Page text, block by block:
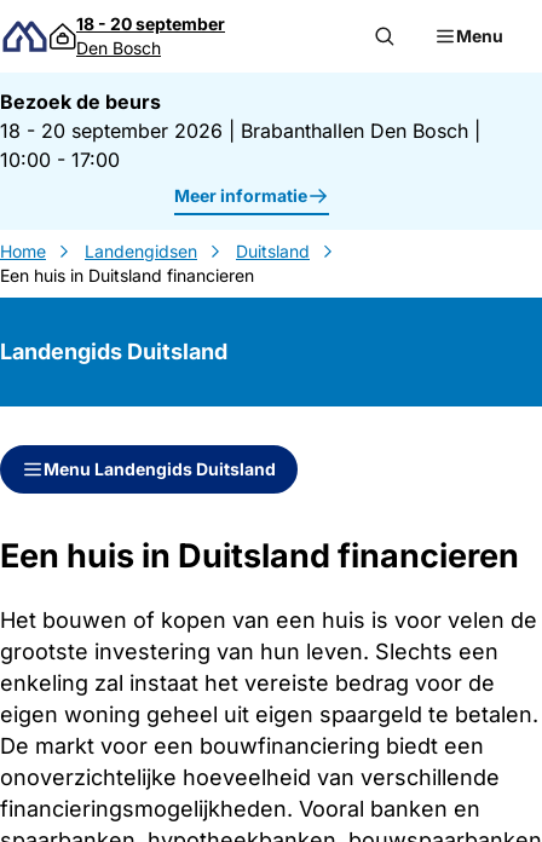
Direct naar inhoud
18 - 20 september
Den Bosch
Menu
Bezoek de beurs
18 - 20 september 2026
Brabanthallen Den Bosch
10:00 - 17:00
Meer informatie
Home Landengidsen
Duitsland
Een huis in Duitsland financieren
Landengids Duitsland
Direct naar inhoud
Direct naar zijbalk
Menu Landengids Duitsland
Een huis in Duitsland financieren
Het bouwen of kopen van een huis is voor velen de
grootste investering van hun leven. Slechts een
enkeling zal instaat het vereiste bedrag voor de
eigen woning geheel uit eigen spaargeld te betalen.
De markt voor een bouwfinanciering biedt een
onoverzichtelijke hoeveelheid van verschillende
financieringsmogelijkheden. Vooral banken en